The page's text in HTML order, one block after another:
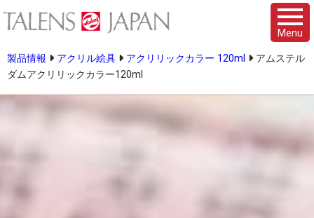
Menu
製品情報 アクリル絵具 アクリリックカラー 120ml
アムステル
ダムアクリリックカラー120ml